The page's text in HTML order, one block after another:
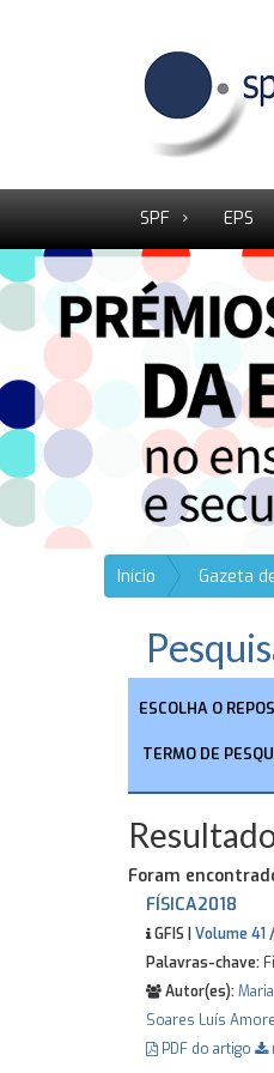
SPF EPS
Início Gazeta
ESCOLHA O
TERMO DE
Foram
FÍSICA2018
GFIS | Volume 41
Palavras-chave:
Autor(es):
Soares Luís
PDF do artigo